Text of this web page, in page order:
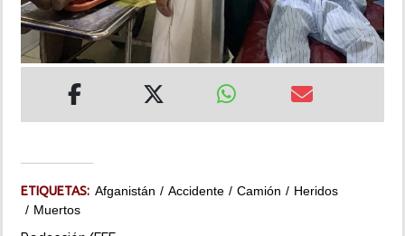
IMPRESO
ETIQUETAS: Afganistán Accidente Camión
Heridos
Muertos